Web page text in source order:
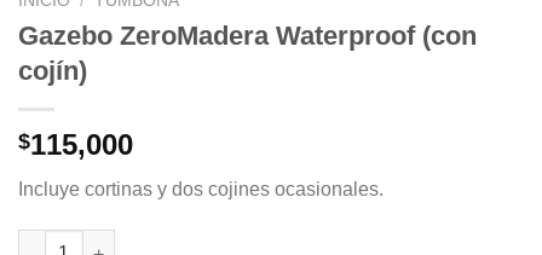
Gazebo ZeroMadera Waterproof (con
cojín)
$115,000
Incluye cortinas y dos cojines ocasionales.
Gazebo ZeroMadera Waterproof (con cojín) cantidad